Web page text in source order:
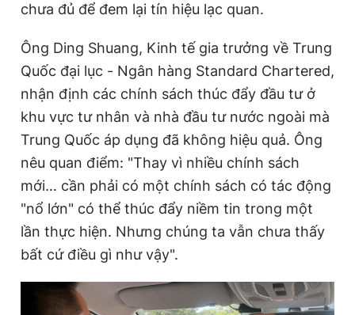
chưa đủ để đem lại tín hiệu lạc quan.
Ông Ding Shuang, Kinh tế gia trưởng về Trung
Quốc đại lục - Ngân hàng Standard Chartered,
nhận định các chính sách thúc đẩy đầu tư ở
khu vực tư nhân và nhà đầu tư nước ngoài mà
Trung Quốc áp dụng đã không hiệu quả. Ông
nêu quan điểm: "Thay vì nhiều chính sách
mới… cần phải có một chính sách có tác động
"nổ lớn" có thể thúc đẩy niềm tin trong một
lần thực hiện. Nhưng chúng ta vẫn chưa thấy
bất cứ điều gì như vậy".